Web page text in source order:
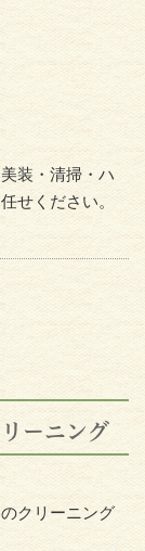
装・清掃・ハ
せください。
ーニング
クリーニング